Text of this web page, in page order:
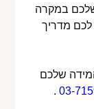
במקרה
מדריך
שלכם
03-
.